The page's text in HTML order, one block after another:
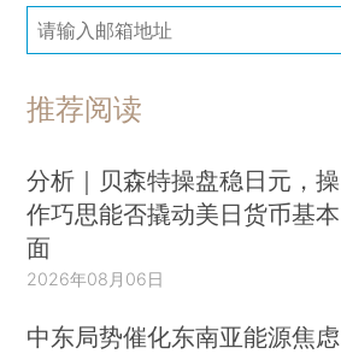
推荐阅读
分析｜贝森特操盘稳日元，操
作巧思能否撬动美日货币基本
面
2026年08月06日
中东局势催化东南亚能源焦虑